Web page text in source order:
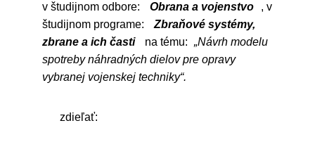
v študijnom odbore: Obrana a vojenstvo
, v
študijnom programe:
Zbraňové systémy,
zbrane a ich časti
na tému: „Návrh modelu
spotreby náhradných dielov pre opravy
vybranej vojenskej techniky“.
zdieľať: